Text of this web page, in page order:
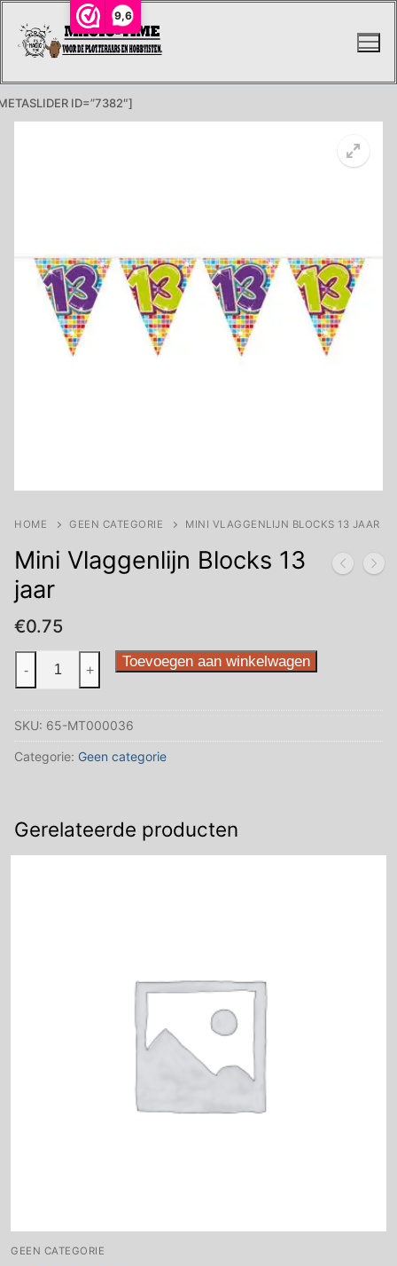
9,6
naar
ID=”7382″]
HOME GEEN CATEGORIE MINI VLAGGENLIJN BLOCKS 13 JAAR
Mini Vlaggenlijn Blocks 13
jaar
€0.75
Vlaggenlijn
13
jaar
- + Toevoegen aan winkelwagen
SKU: 65-MT000036
Categorie: Geen categorie
Gerelateerde producten
GEEN CATEGORIE